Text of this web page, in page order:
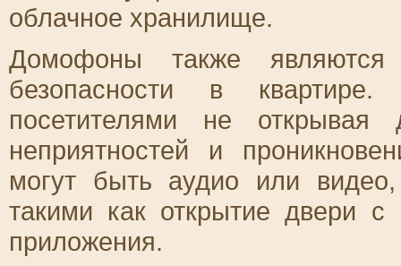
облачное хранилище.
Домофоны также являются
безопасности в
посетителями не открывая
неприятностей и
могут быть аудио или
такими как открытие двери
приложения.